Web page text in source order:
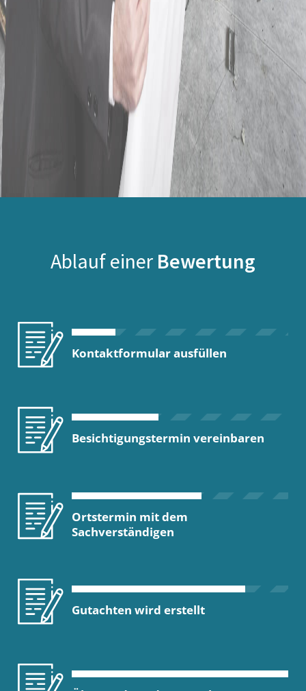
Ablauf einer Bewertung
Kontaktformular ausfüllen
Besichtigungstermin vereinbaren
Ortstermin mit dem
Sachverständigen
Gutachten wird erstellt